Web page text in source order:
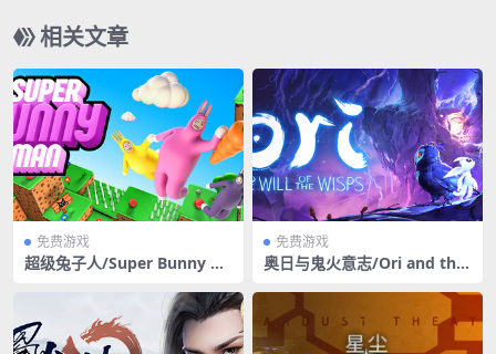
相关文章
免费游戏
超级兔子人/Super Bunny M
免费游戏
奥日与鬼火意志/Ori and the